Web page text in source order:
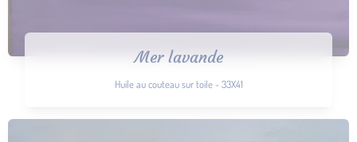
Mer lavande
Huile au couteau sur toile - 33X41